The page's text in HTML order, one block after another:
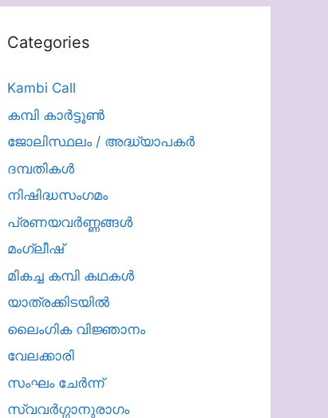
Categories
Kambi Call
കമ്പി കാർട്ടൂൺ
ജോലിസ്ഥലം / അദ്ധ്യാപകർ
ദമ്പതികള്‍
നിഷിദ്ധസംഗമം
പ്രണയവർണ്ണങ്ങൾ
മംഗ്ലീഷ്
മികച്ച കമ്പി കഥകൾ
യാത്രക്കിടയില്‍
ലൈംഗിക വിജ്ഞാനം
വേലക്കാരി
സംഘം ചേർന്ന്
സ്വവർഗ്ഗാനുരാഗം